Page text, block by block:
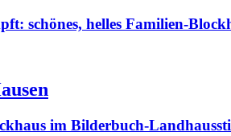
schönes, helles Familien-
im Bilderbuch-